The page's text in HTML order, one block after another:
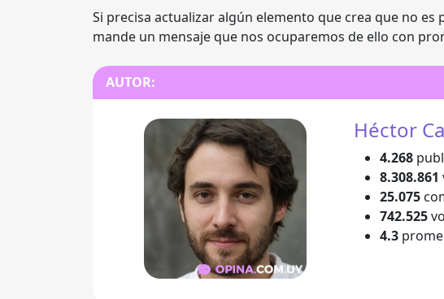
Si precisa actualizar algún elemento que crea que no
mande un mensaje que nos ocuparemos de ello con
AUTOR:
Héctor
4.268
8.308.861
25.075
742.525
4.3